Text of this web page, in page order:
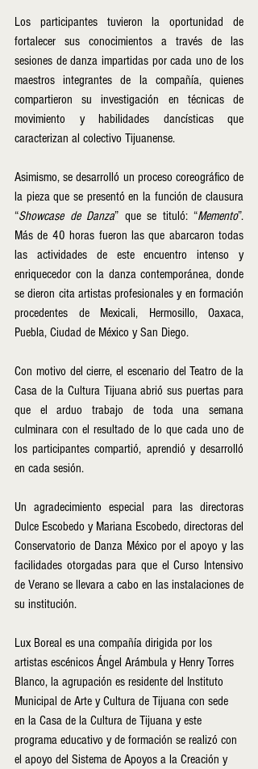
Los participantes tuvieron la oportunidad de
fortalecer sus conocimientos a través de las
sesiones de danza impartidas por cada uno de los
maestros integrantes de la compañía, quienes
compartieron su investigación en técnicas de
movimiento y habilidades dancísticas que
caracterizan al colectivo Tijuanense.
Asimismo, se desarrolló un proceso coreográfico de
la pieza que se presentó en la función de clausura
“Showcase de Danza” que se tituló: “Memento”.
Más de 40 horas fueron las que abarcaron todas
las actividades de este encuentro intenso y
enriquecedor con la danza contemporánea, donde
se dieron cita artistas profesionales y en formación
procedentes de Mexicali, Hermosillo, Oaxaca,
Puebla, Ciudad de México y San Diego.
Con motivo del cierre, el escenario del Teatro de la
Casa de la Cultura Tijuana abrió sus puertas para
que el arduo trabajo de toda una semana
culminara con el resultado de lo que cada uno de
los participantes compartió, aprendió y desarrolló
en cada sesión.
Un agradecimiento especial para las directoras
Dulce Escobedo y Mariana Escobedo, directoras del
Conservatorio de Danza México por el apoyo y las
facilidades otorgadas para que el Curso Intensivo
de Verano se llevara a cabo en las instalaciones de
su institución.
Lux Boreal es una compañía dirigida por los
artistas escénicos Ángel Arámbula y Henry Torres
Blanco, la agrupación es residente del Instituto
Municipal de Arte y Cultura de Tijuana con sede
en la Casa de la Cultura de Tijuana y este
programa educativo y de formación se realizó con
el apoyo del Sistema de Apoyos a la Creación y